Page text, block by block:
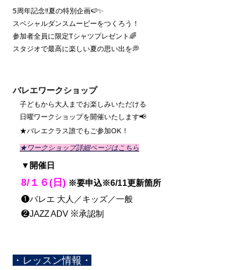
5周年記念‼️夏の特別企画🍉✨
スペシャルダンスムービーをつくろう！
参加者全員に限定Tシャツプレゼント🌈
スタジオで最高に楽しい夏の思い出を💭
バレエワークショップ
子どもから大人までお楽しみいただける
日曜ワークショップを開催いたします📢
★バレエクラス誰でもご参加OK！
★ワークショップ詳細ページはこちら
▼開催日
8/１６(日) ※要申込※6/11更新箇所
❶バレエ 大人／キッズ／一般
❷JAZZ ADV ※承認制
・レッスン情報・